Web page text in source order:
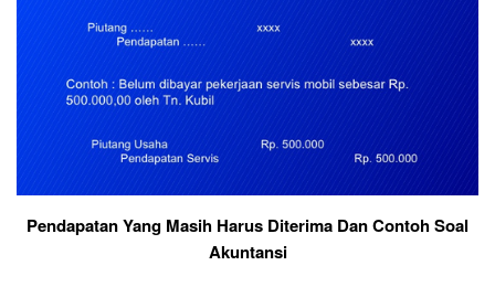
Pendapatan Yang Masih Harus Diterima Dan Contoh Soal
Akuntansi